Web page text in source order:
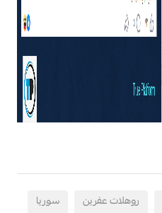
روهلات عفرين
سوريا